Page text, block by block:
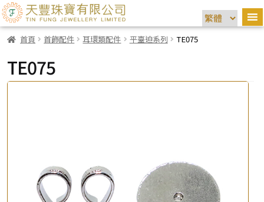
首頁 首飾配件 耳環類配件 平臺迫系列 TE075
TE075